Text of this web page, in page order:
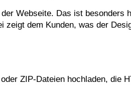
Webseite. Das ist besonders
zeigt dem Kunden, was der
ZIP-Dateien hochladen, die